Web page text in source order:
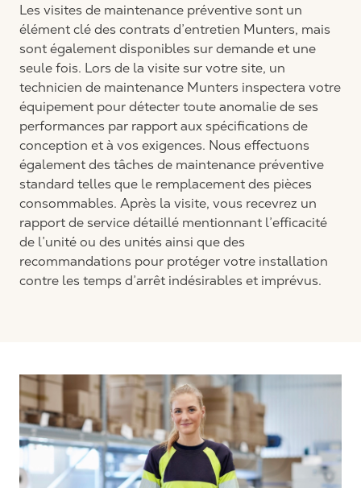
Les visites de maintenance préventive sont un
élément clé des contrats d’entretien Munters, mais
sont également disponibles sur demande et une
seule fois. Lors de la visite sur votre site, un
technicien de maintenance Munters inspectera votre
équipement pour détecter toute anomalie de ses
performances par rapport aux spécifications de
conception et à vos exigences. Nous effectuons
également des tâches de maintenance préventive
standard telles que le remplacement des pièces
consommables. Après la visite, vous recevrez un
rapport de service détaillé mentionnant l’efficacité
de l’unité ou des unités ainsi que des
recommandations pour protéger votre installation
contre les temps d’arrêt indésirables et imprévus.